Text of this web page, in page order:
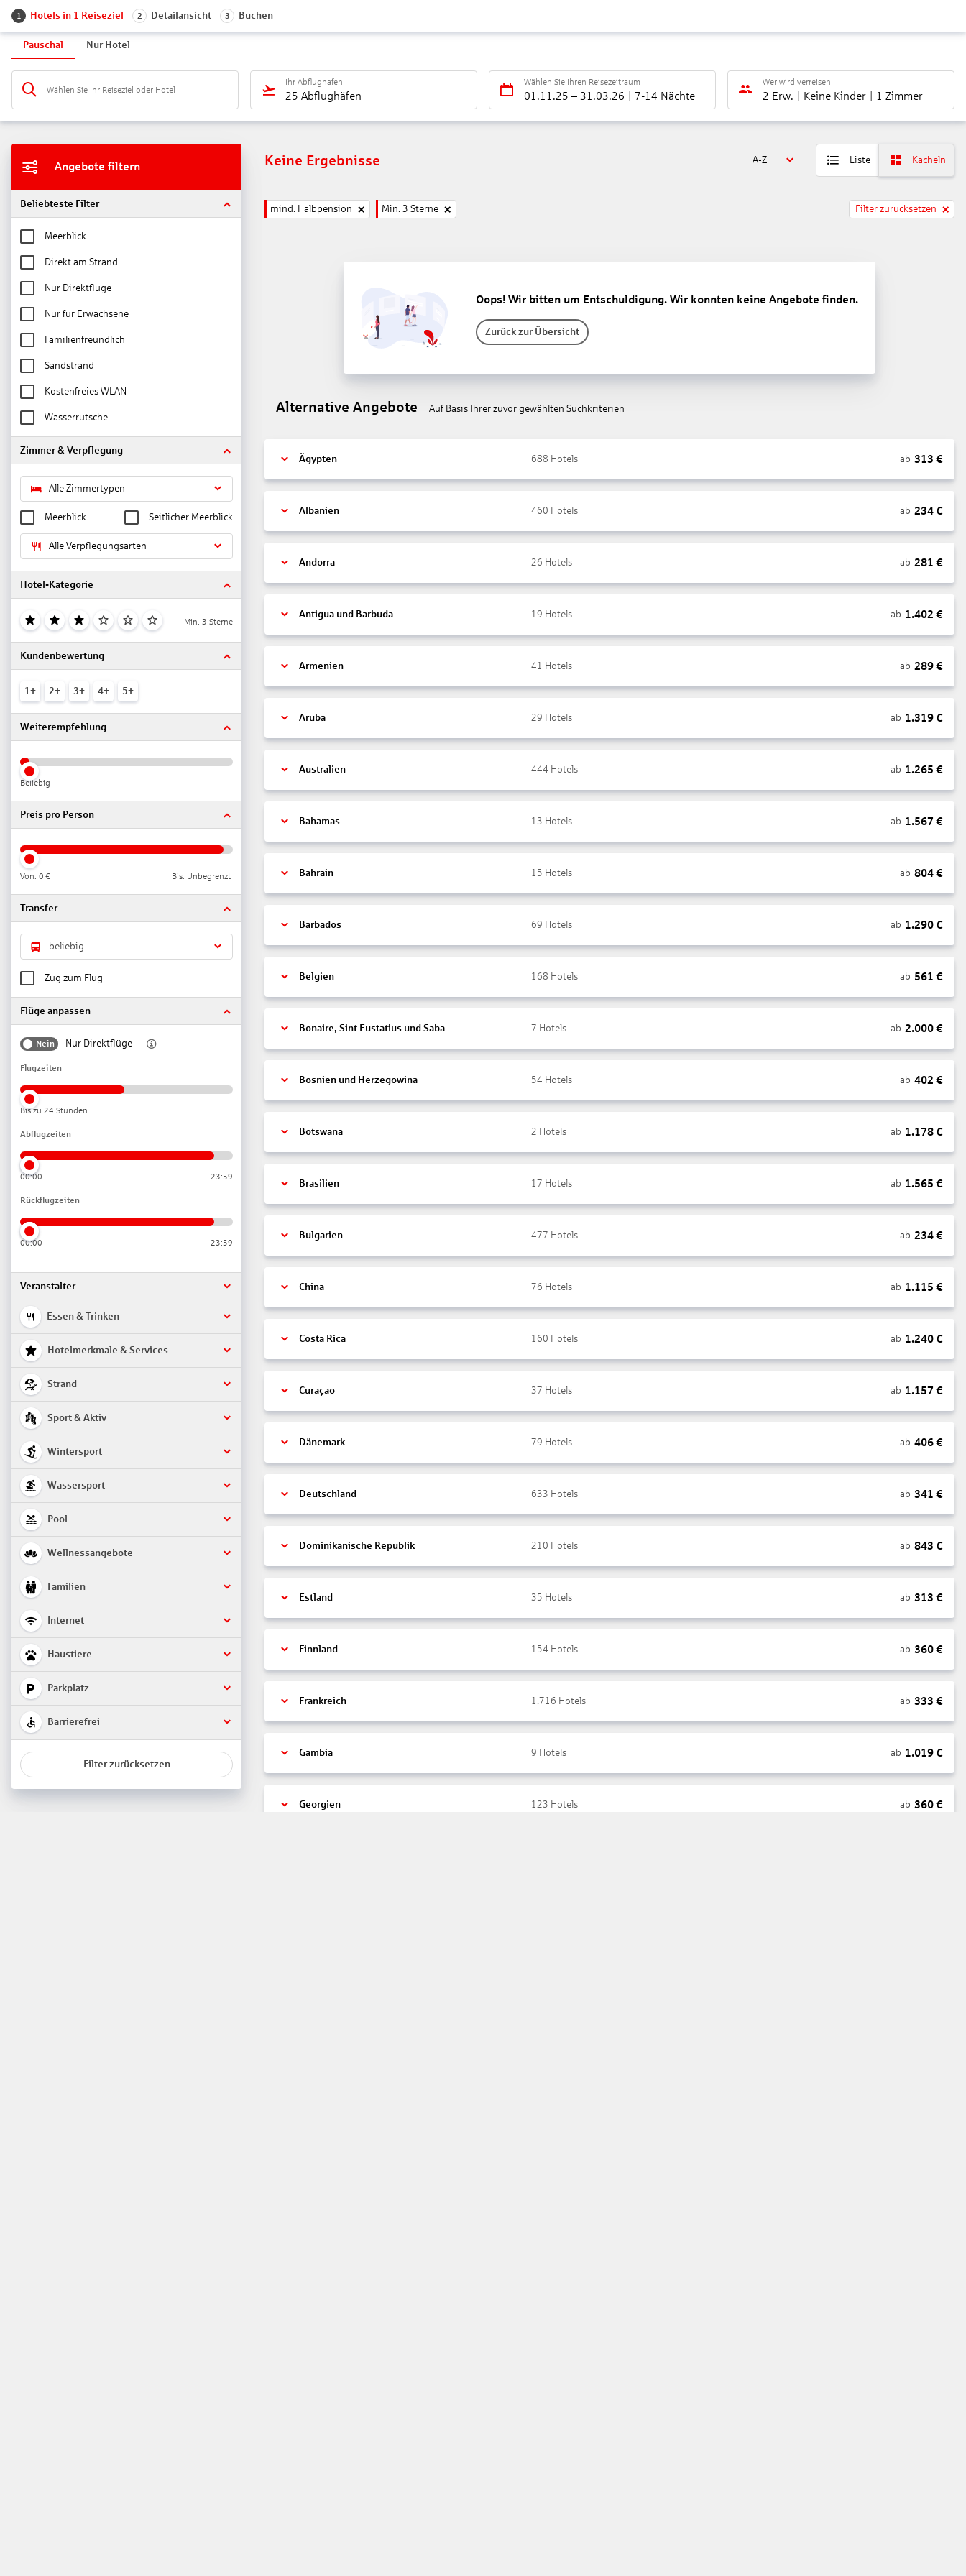
1 Hotels in 1 Reiseziel 2 Detailansicht 3 Buchen
Pauschal Nur Hotel
Wählen Sie Ihr Reiseziel oder Hotel
Ihr Abflughafen
25 Abflughäfen
Wählen Sie Ihren Reisezeitraum
01.11.25 – 31.03.26 7-14 Nächte
Wer wird verreisen
2 Erw. Keine Kinder 1 Zimmer
Angebote filtern
Beliebteste Filter
Meerblick
Direkt am Strand
Nur Direktflüge
Nur für Erwachsene
Familienfreundlich
Sandstrand
Kostenfreies WLAN
Wasserrutsche
Zimmer & Verpflegung
Alle Zimmertypen
Meerblick Seitlicher Meerblick
Alle Verpflegungsarten
Hotel-Kategorie
Min. 3 Sterne
Kundenbewertung
1+ 2+ 3+ 4+ 5+
Weiterempfehlung
Beliebig
Preis pro Person
Von: 0 € Bis: Unbegrenzt
Transfer
beliebig
Zug zum Flug
Flüge anpassen
Nein Nur Direktflüge
Flugzeiten
Bis zu 24 Stunden
Abflugzeiten
00:00 23:59
Rückflugzeiten
00:00 23:59
Veranstalter
Essen & Trinken
Hotelmerkmale & Services
Strand
Sport & Aktiv
Wintersport
Wassersport
Pool
Wellnessangebote
Familien
Internet
Haustiere
Parkplatz
Barrierefrei
Filter zurücksetzen
Keine Ergebnisse A-Z Liste Kacheln
mind. Halbpension Min. 3 Sterne Filter zurücksetzen
Oops! Wir bitten um Entschuldigung. Wir konnten keine Angebote finden.
Zurück zur Übersicht
Alternative Angebote Auf Basis Ihrer zuvor gewählten Suchkriterien
Ägypten 688 Hotels ab 313 €
Albanien 460 Hotels ab 234€
Andorra 26 Hotels ab 281 €
Antigua und Barbuda 19 Hotels ab 1.402 €
Armenien 41 Hotels ab 289€
Aruba 29 Hotels ab 1.319€
Australien 444 Hotels ab 1.265 €
Bahamas 13 Hotels ab 1.567 €
Bahrain 15 Hotels ab 804€
Barbados 69 Hotels ab 1.290€
Belgien 168 Hotels ab 561 €
Bonaire, Sint Eustatius und Saba 7 Hotels ab 2.000€
Bosnien und Herzegowina 54 Hotels ab 402 €
Botswana 2 Hotels ab 1.178€
Brasilien 17 Hotels ab 1.565 €
Bulgarien 477 Hotels ab 234€
China 76 Hotels ab 1.115 €
Costa Rica 160 Hotels ab 1.240€
Curaçao 37 Hotels ab 1.157 €
Dänemark 79 Hotels ab 406€
Deutschland 633 Hotels ab 341 €
Dominikanische Republik 210 Hotels ab 843 €
Estland 35 Hotels ab 313 €
Finnland 154 Hotels ab 360€
Frankreich 1.716 Hotels ab 333 €
Gambia 9 Hotels ab 1.019€
Georgien 123 Hotels ab 360€